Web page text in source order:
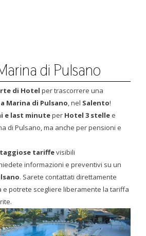
di Pulsano
di Hotel per trascorrere una
Marina di Pulsano, nel Salento!
e last minuteper Hotel 3 stelle e
di Pulsano, ma anche per pensioni e
tariffevisibili
informazioni e preventivi su un
. Sarete contattati direttamente
e potrete scegliere liberamente la tariffa